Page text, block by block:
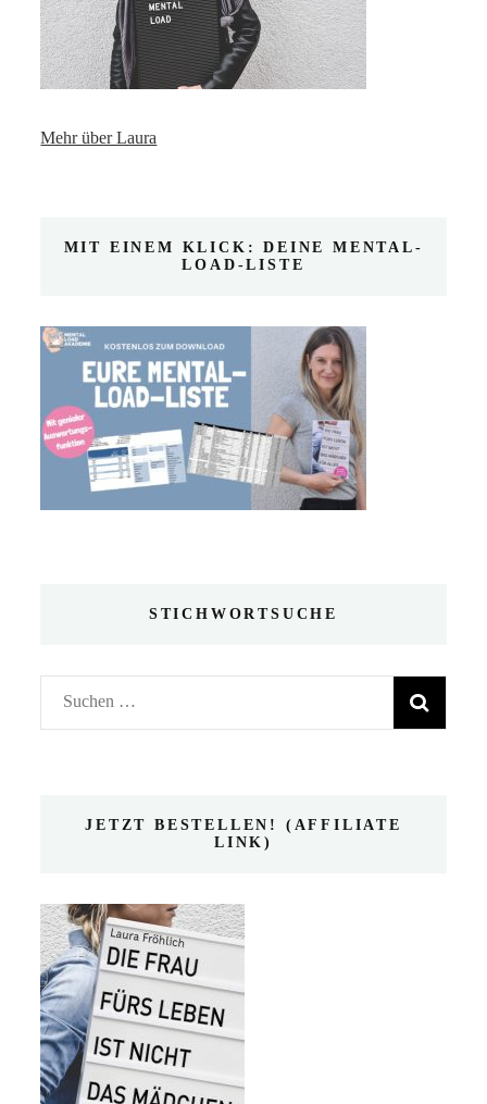
Mehr über Laura
MIT EINEM KLICK: DEINE MENTAL-
LOAD-LISTE
STICHWORTSUCHE
Suchen
nach:
JETZT BESTELLEN! (AFFILIATE
LINK)